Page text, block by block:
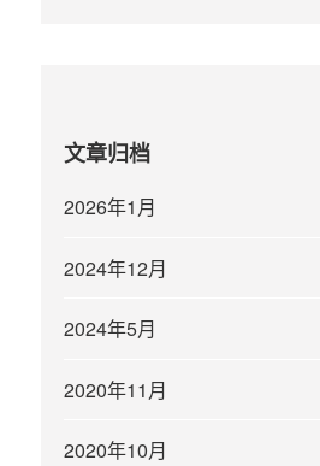
文章归档
2026年1月
2024年12月
2024年5月
2020年11月
2020年10月